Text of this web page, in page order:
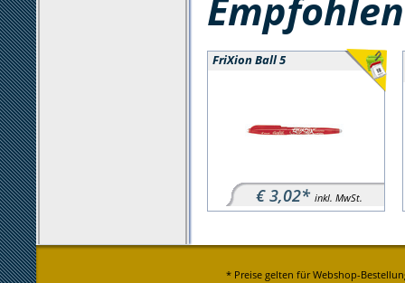
FriXion Ball 5
€ 3,02* inkl. MwSt.
* Preise gelten für Webshop-